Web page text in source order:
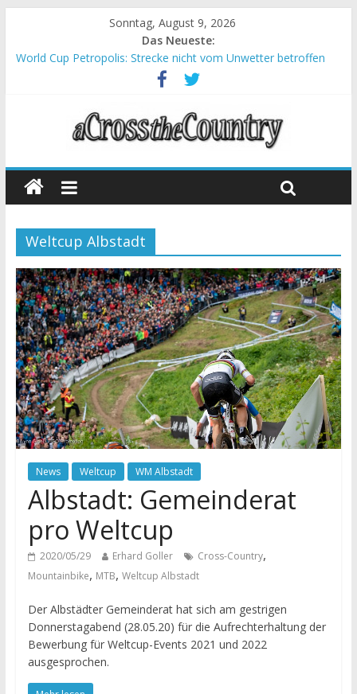
Sonntag, August 9, 2026
Das Neueste:
World Cup Petropolis: Strecke nicht vom Unwetter betroffen
Krumbach und Obergessertshausen: Mountainbike-Bundesliga
Supercup Massi Banyoles: Siege für Carod und Richards
Halbzeit beim Andalucia Bike Race: Weltmeister Seewald führt
Chelva: Schweizer Doppelsieg beim ersten XCO-Rennen der
Weltcup Albstadt
News Weltcup WM Albstadt
Albstadt: Gemeinderat
pro Weltcup
2020/05/29 Erhard Goller Cross-Country,
Mountainbike, MTB, Weltcup Albstadt
Der Albstädter Gemeinderat hat sich am gestrigen
Donnerstagabend (28.05.20) für die Aufrechterhaltung der
Bewerbung für Weltcup-Events 2021 und 2022
ausgesprochen.